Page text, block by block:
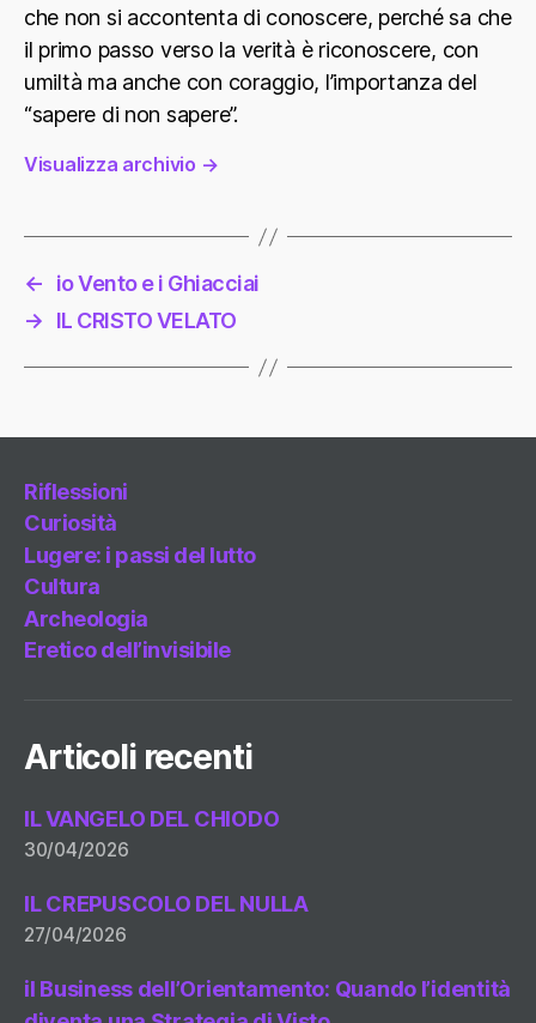
che non si accontenta di conoscere, perché sa che
il primo passo verso la verità è riconoscere, con
umiltà ma anche con coraggio, l’importanza del
“sapere di non sapere”.
Visualizza archivio →
←
io Vento e i Ghiacciai
→
IL CRISTO VELATO
Riflessioni
Curiosità
Lugere: i passi del lutto
Cultura
Archeologia
Eretico dell’invisibile
Articoli recenti
IL VANGELO DEL CHIODO
30/04/2026
IL CREPUSCOLO DEL NULLA
27/04/2026
il Business dell’Orientamento: Quando l’identità